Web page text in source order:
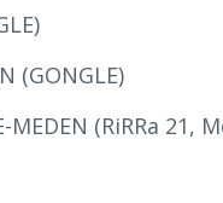
(GONGLE)
MEDEN (RiRRa 21,